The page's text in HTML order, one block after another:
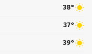
38°
37°
39°